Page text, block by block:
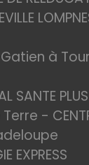
à
SANTE
-
EXPRESS